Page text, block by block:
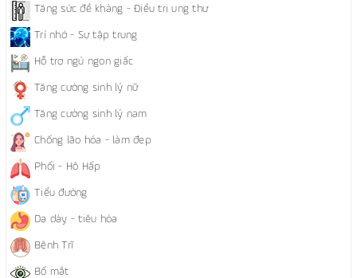
Tăng sức đề kháng - Điều trị ung thư
Trí nhớ - Sự tập trung
Hỗ trợ ngủ ngon giấc
Tăng cường sinh lý nữ
Tăng cường sinh lý nam
Chống lão hóa - làm đẹp
Phổi - Hô Hấp
Tiểu đường
Dạ dày - tiêu hóa
Bệnh Trĩ
Bổ mắt